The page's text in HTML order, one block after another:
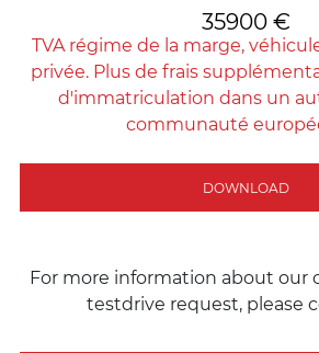
35900 €
TVA régime de la marge,
privée. Plus de frais
d'immatriculation dans un
communauté
DOWNLOAD
For more information about our
testdrive request, please